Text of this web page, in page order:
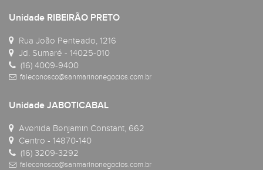
Unidade RIBEIRÃO PRETO
Rua João Penteado, 1216
Jd. Sumaré - 14025-010
(16) 4009-9400
faleconosco@sanmarinonegocios.com.br
Unidade JABOTICABAL
Avenida Benjamin Constant, 662
Centro - 14870-140
(16) 3209-3292
faleconosco@sanmarinonegocios.com.br